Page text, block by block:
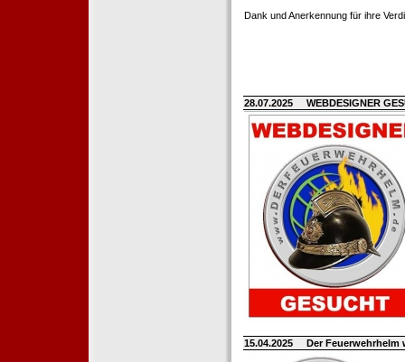
Dank und Anerkennung für ihre
28.07.2025 WEBDESIGNER
15.04.2025 Der